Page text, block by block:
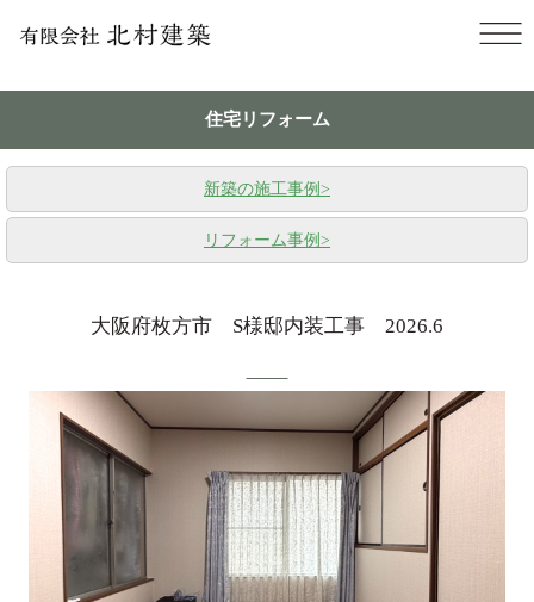
住宅リフォーム
新築の施工事例 >
リフォーム事例 >
大阪府枚方市 S様邸内装工事 2026.6